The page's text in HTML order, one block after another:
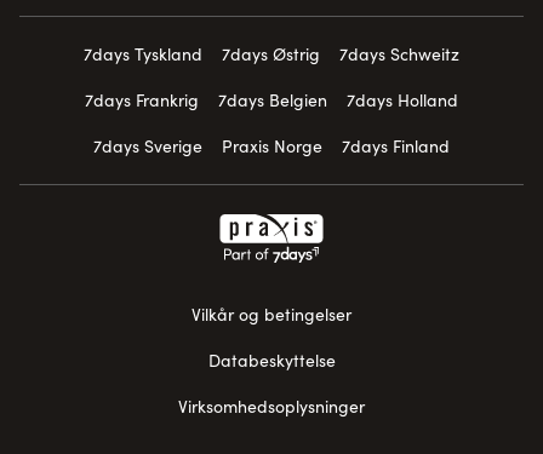
7days Tyskland 7days Østrig
7days Schweitz
7days Frankrig
7days Belgien
7days Holland
7days Sverige
Praxis Norge 7days Finland
Vilkår og betingelser
Databeskyttelse
Virksomhedsoplysninger